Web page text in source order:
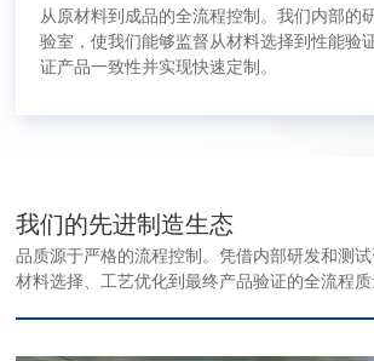
从原材料到成品的全流程控制。我们内部的
验室，使我们能够监督从材料选择到性能验
证产品一致性并实现快速定制。
我们的先进制造生态
品质源于严格的流程控制。凭借内部研发和测
材料选择、工艺优化到最终产品验证的全流程质